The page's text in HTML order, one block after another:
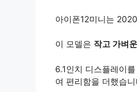
아이폰12미니는
이 모델은 작고 가벼
6.1인치 디스플레이
여 편리함을 더했습니